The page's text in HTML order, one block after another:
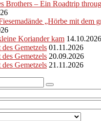
Brothers – Ein Roadtrip
„Hörbe mit dem
Koriander kam 14.10.2026
Gemetzels 01.11.2026
Gemetzels 20.09.2026
Gemetzels 21.11.2026